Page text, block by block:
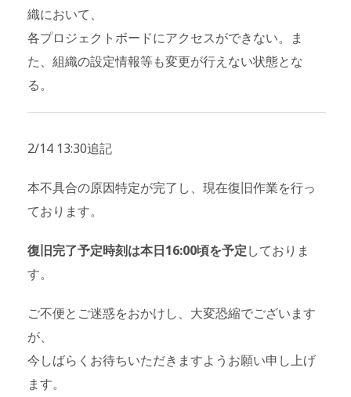
織において、
各プロジェクトボードにアクセスができない。ま
た、組織の設定情報等も変更が行えない状態とな
る。
2/14 13:30追記
本不具合の原因特定が完了し、現在復旧作業を行っ
ております。
復旧完了予定時刻は本日16:00頃を予定しておりま
す。
ご不便とご迷惑をおかけし、大変恐縮でございます
が、
今しばらくお待ちいただきますようお願い申し上げ
ます。